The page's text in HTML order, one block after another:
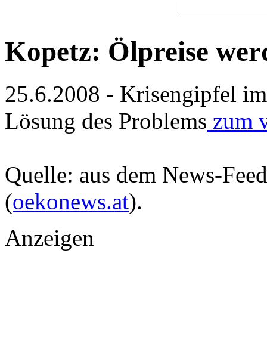
Kopetz: Ölpreise
25.6.2008 - Krisengipfel
Lösung des Problems zum
Quelle: aus dem News-
(oekonews.at).
Anzeigen